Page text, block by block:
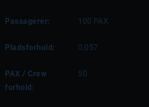
Passagerer: 100 PAX
Pladsforhold: 0,057
PAX / Crew
forhold:
50